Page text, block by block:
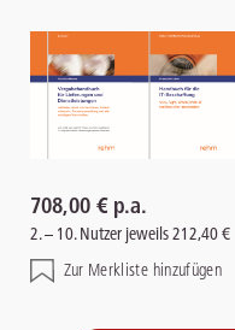
708,00 € p.a.
2. – 10. Nutzer jeweils 212,40 €
Zur Merkliste hinzufügen